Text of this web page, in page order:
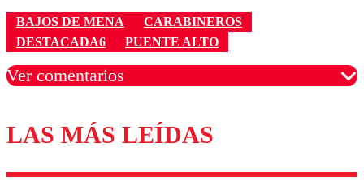
BAJOS DE MENA
CARABINEROS
DESTACADA6
PUENTE ALTO
Ver comentarios
Los comentarios son moderados para garantizar un
diálogo respetuoso.
LAS MÁS LEÍDAS